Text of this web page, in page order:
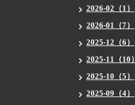
2026-02（1）
2026-01（7）
2025-12（6）
2025-11（10）
2025-10（5）
2025-09（4）